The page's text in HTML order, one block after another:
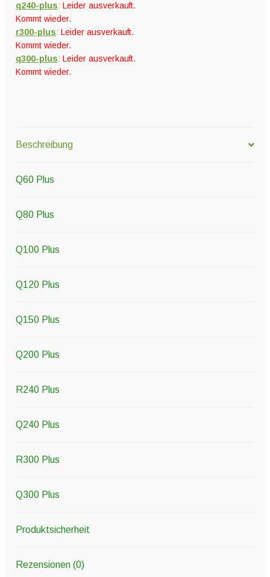
q240-plus: Leider ausverkauft.
Kommt wieder.
r300-plus: Leider ausverkauft.
Kommt wieder.
q300-plus: Leider ausverkauft.
Kommt wieder.
Beschreibung
Q60 Plus
Q80 Plus
Q100 Plus
Q120 Plus
Q150 Plus
Q200 Plus
R240 Plus
Q240 Plus
R300 Plus
Q300 Plus
Produktsicherheit
Rezensionen (0)